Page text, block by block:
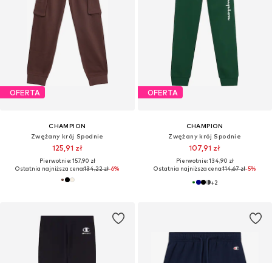
OFERTA
CHAMPION
Zwężany krój Spodnie
125,91 zł
Pierwotnie: 157,90 zł
Ostatnia najniższa cena:134,22 zł-6%
OFERTA
CHAMPION
Zwężany krój Spodnie
107,91 zł
Pierwotnie: 134,90 zł
Ostatnia najniższa cena:114,67 zł-5%
+2